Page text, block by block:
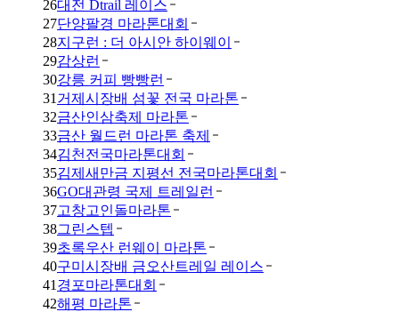
26대전 Dtrail 레이스
27단양팔경 마라톤대회
28지구런 : 더 아시안 하이웨이
29감상런
30강릉 커피 빵빵런
31 거제시장배 섬꽃 전국 마라톤
32금산인삼축제 마라톤
33금산 월드런 마라톤 축제
34김천전국마라톤대회
35김제새만금 지평선 전국마라톤대회
36GO대관령 국제 트레일런
37고창고인돌마라톤
38그린스텝
39초록우산 런웨이 마라톤
40구미시장배 금오산트레일 레이스
41 경포마라톤대회
42해평 마라톤